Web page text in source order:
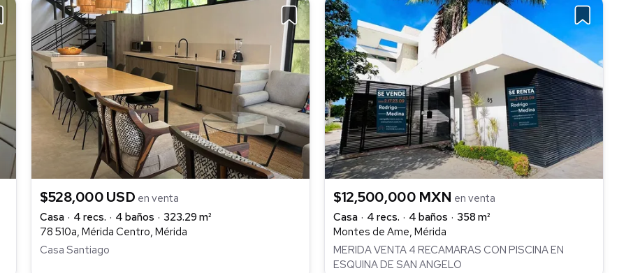
$528,000 USD en venta
Casa
4 recs. 4 baños
323.29 m²
78 510a, Mérida Centro, Mérida
Casa Santiago
$12,500,000 MXN en venta
Casa
4 recs. 4 baños
358 m²
Montes de Ame, Mérida
MERIDA VENTA 4 RECAMARAS CON PISCINA EN
ESQUINA DE SAN ANGELO